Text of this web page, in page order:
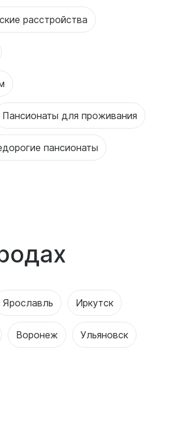
расстройства
Пансионаты для проживания
пансионаты
Ярославль Иркутск
Воронеж Ульяновск